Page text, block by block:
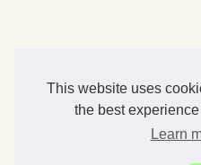
This website uses
the best
Learn